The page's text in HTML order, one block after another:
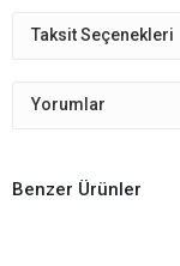
Taksit Seçenekleri
Yorumlar
Benzer Ürünler